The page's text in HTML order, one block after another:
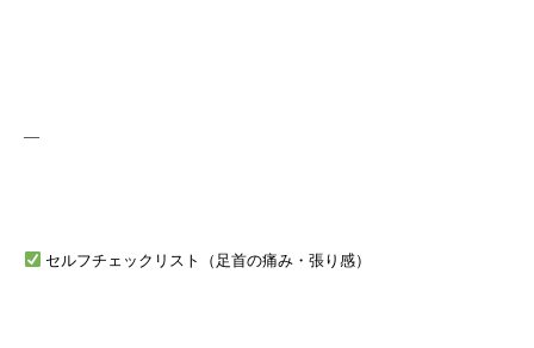
—
セルフチェックリスト（足首の痛み・張り感）